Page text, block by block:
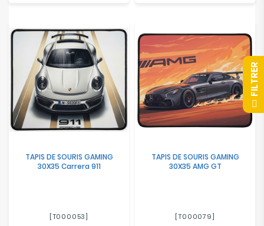
TAPIS DE SOURIS GAMING
30X35 Carrera 911
[T000053]
TAPIS DE SOURIS GAMING
30X35 AMG GT
[T000079]
R